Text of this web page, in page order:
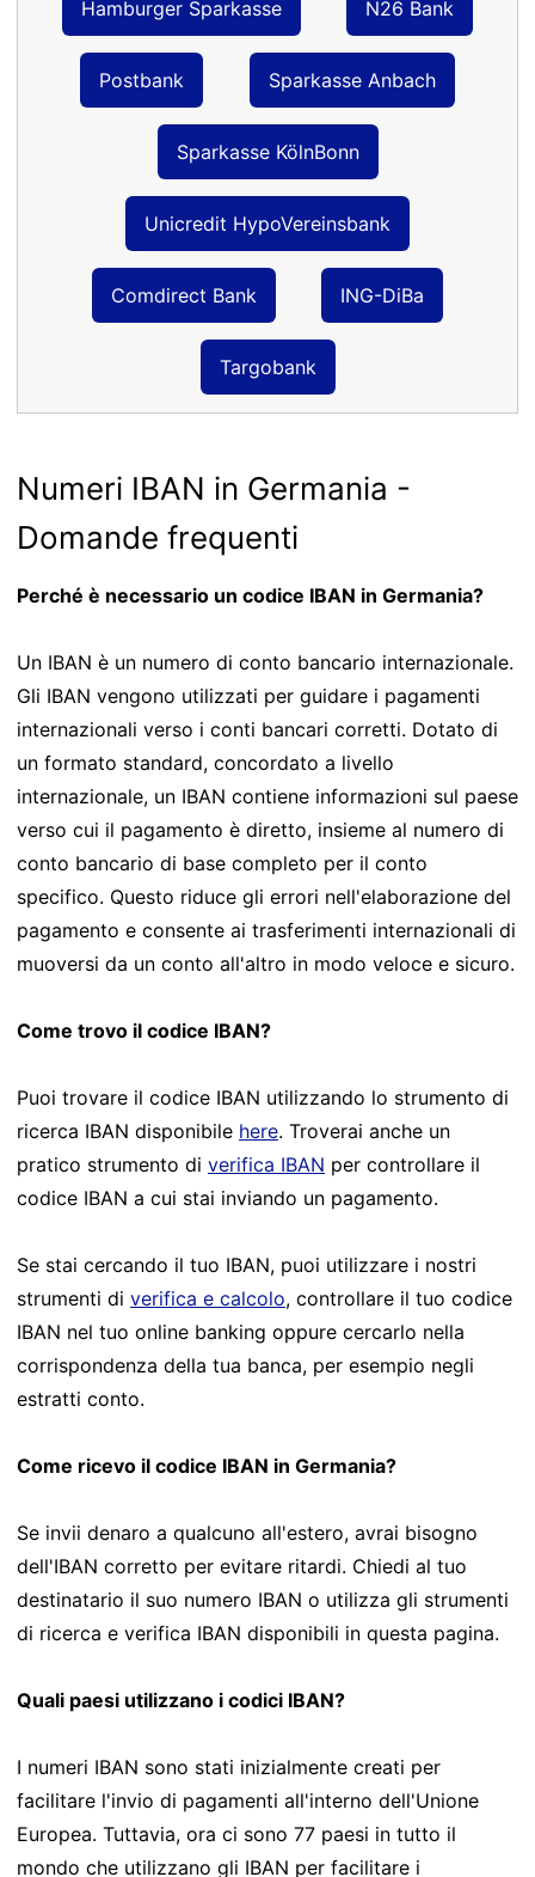
Hamburger Sparkasse N26 Bank
Postbank Sparkasse Anbach
Sparkasse KölnBonn
Unicredit HypoVereinsbank
Comdirect Bank ING-DiBa
Targobank
Numeri IBAN in Germania -
Domande frequenti
Perché è necessario un codice IBAN in Germania?
Un IBAN è un numero di conto bancario internazionale.
Gli IBAN vengono utilizzati per guidare i pagamenti
internazionali verso i conti bancari corretti. Dotato di
un formato standard, concordato a livello
internazionale, un IBAN contiene informazioni sul paese
verso cui il pagamento è diretto, insieme al numero di
conto bancario di base completo per il conto
specifico. Questo riduce gli errori nell'elaborazione del
pagamento e consente ai trasferimenti internazionali di
muoversi da un conto all'altro in modo veloce e sicuro.
Come trovo il codice IBAN?
Puoi trovare il codice IBAN utilizzando lo strumento di
ricerca IBAN disponibile here. Troverai anche un
pratico strumento di verifica IBAN per controllare il
codice IBAN a cui stai inviando un pagamento.
Se stai cercando il tuo IBAN, puoi utilizzare i nostri
strumenti di verifica e calcolo, controllare il tuo codice
IBAN nel tuo online banking oppure cercarlo nella
corrispondenza della tua banca, per esempio negli
estratti conto.
Come ricevo il codice IBAN in Germania?
Se invii denaro a qualcuno all'estero, avrai bisogno
dell'IBAN corretto per evitare ritardi. Chiedi al tuo
destinatario il suo numero IBAN o utilizza gli strumenti
di ricerca e verifica IBAN disponibili in questa pagina.
Quali paesi utilizzano i codici IBAN?
I numeri IBAN sono stati inizialmente creati per
facilitare l'invio di pagamenti all'interno dell'Unione
Europea. Tuttavia, ora ci sono 77 paesi in tutto il
mondo che utilizzano gli IBAN per facilitare i